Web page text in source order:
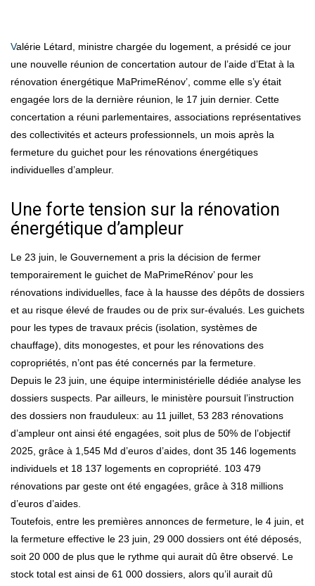
Valérie Létard, ministre chargée du logement, a présidé ce jour
une nouvelle réunion de concertation autour de l’aide d’Etat à la
rénovation énergétique MaPrimeRénov’, comme elle s’y était
engagée lors de la dernière réunion, le 17 juin dernier. Cette
concertation a réuni parlementaires, associations représentatives
des collectivités et acteurs professionnels, un mois après la
fermeture du guichet pour les rénovations énergétiques
individuelles d’ampleur.
Une forte tension sur la rénovation
énergétique d’ampleur
Le 23 juin, le Gouvernement a pris la décision de fermer
temporairement le guichet de MaPrimeRénov’ pour les
rénovations individuelles, face à la hausse des dépôts de dossiers
et au risque élevé de fraudes ou de prix sur-évalués. Les guichets
pour les types de travaux précis (isolation, systèmes de
chauffage), dits monogestes, et pour les rénovations des
copropriétés, n’ont pas été concernés par la fermeture.
Depuis le 23 juin, une équipe interministérielle dédiée analyse les
dossiers suspects. Par ailleurs, le ministère poursuit l’instruction
des dossiers non frauduleux: au 11 juillet, 53 283 rénovations
d’ampleur ont ainsi été engagées, soit plus de 50% de l’objectif
2025, grâce à 1,545 Md d’euros d’aides, dont 35 146 logements
individuels et 18 137 logements en copropriété. 103 479
rénovations par geste ont été engagées, grâce à 318 millions
d’euros d’aides.
Toutefois, entre les premières annonces de fermeture, le 4 juin, et
la fermeture effective le 23 juin, 29 000 dossiers ont été déposés,
soit 20 000 de plus que le rythme qui aurait dû être observé. Le
stock total est ainsi de 61 000 dossiers, alors qu’il aurait dû